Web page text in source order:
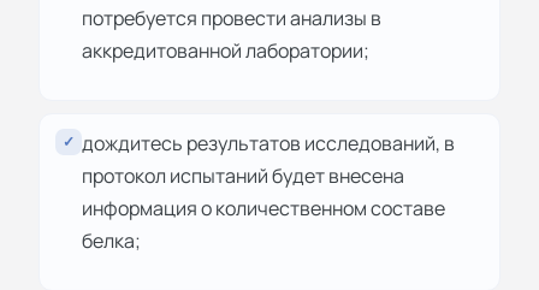
потребуется провести анализы в
аккредитованной лаборатории;
✓ дождитесь результатов исследований, в
протокол испытаний будет внесена
информация о количественном составе
белка;